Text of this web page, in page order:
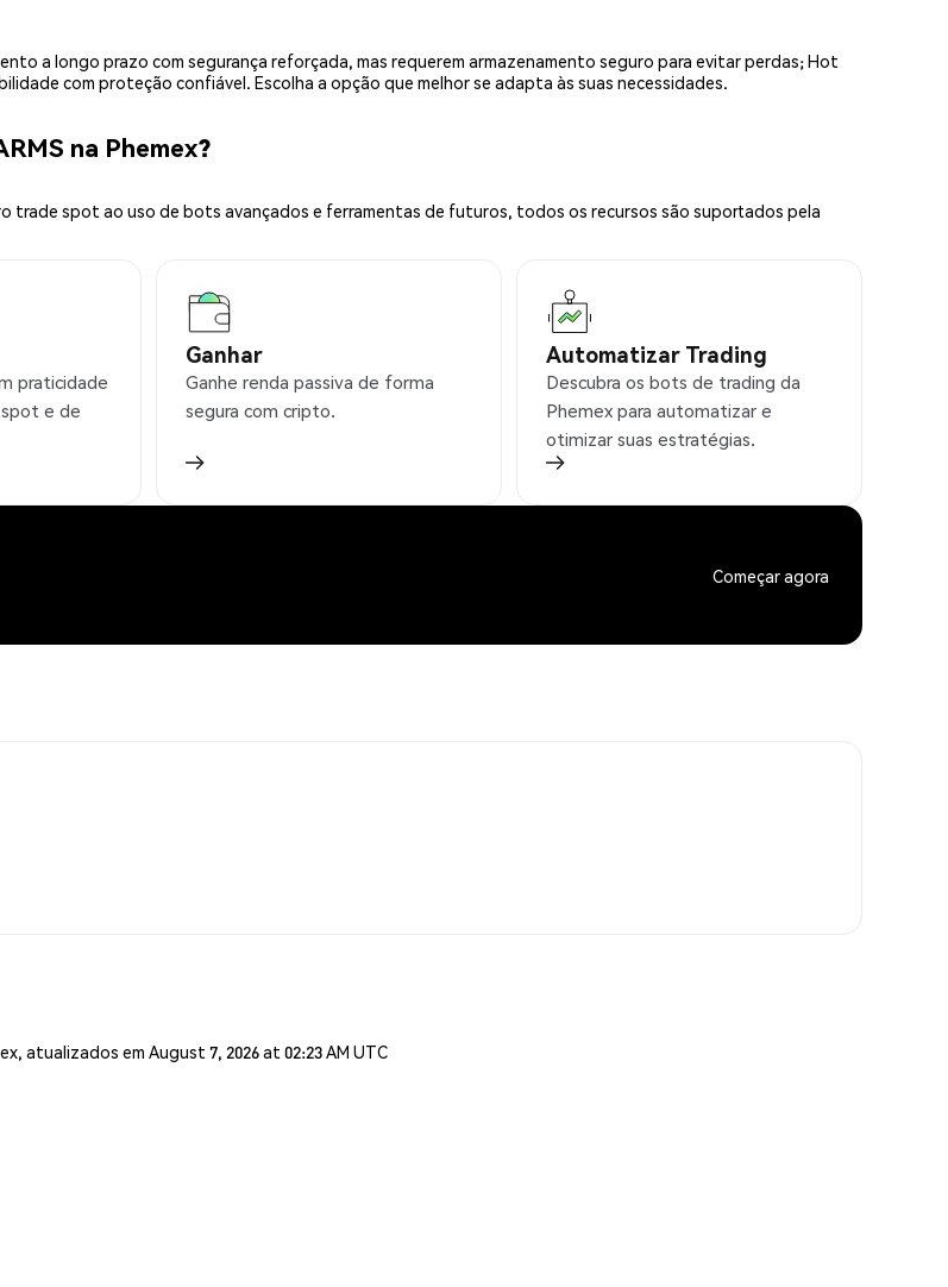
a longo prazo com segurança reforçada, mas requerem armazenamento seguro para evitar perdas; Hot
com proteção confiável. Escolha a opção que melhor se adapta às suas necessidades.
na Phemex?
trade spot ao uso de bots avançados e ferramentas de futuros, todos os recursos são suportados pela
praticidade
e de
Ganhar
Ganhe renda passiva de forma
segura com cripto.
Automatizar Trading
Descubra os bots de trading da
Phemex para automatizar e
otimizar suas estratégias.
Começar agora
atualizados em August 7, 2026 at 02:23 AM UTC